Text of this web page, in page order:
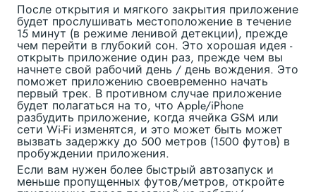
После открытия и мягкого закрытия приложение
будет прослушивать местоположение в течение
15 минут (в режиме ленивой детекции), прежде
чем перейти в глубокий сон. Это хорошая идея -
открыть приложение один раз, прежде чем вы
начнете свой рабочий день / день вождения. Это
поможет приложению своевременно начать
первый трек. В противном случае приложение
будет полагаться на то, что Apple/iPhone
разбудить приложение, когда ячейка GSM или
сети Wi-Fi изменятся, и это может быть может
вызвать задержку до 500 метров (1500 футов) в
пробуждении приложения.
Если вам нужен более быстрый автозапуск и
меньше пропущенных футов/метров, откройте